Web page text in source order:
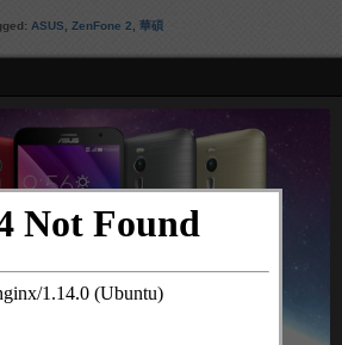
ASUS ZenFone 2 華碩